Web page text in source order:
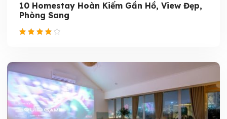
10 Homestay Hoàn Kiếm Gần Hồ, View Đẹp,
Phòng Sang